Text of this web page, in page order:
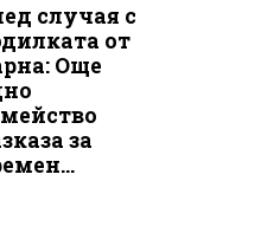
случая с
от
Още
за